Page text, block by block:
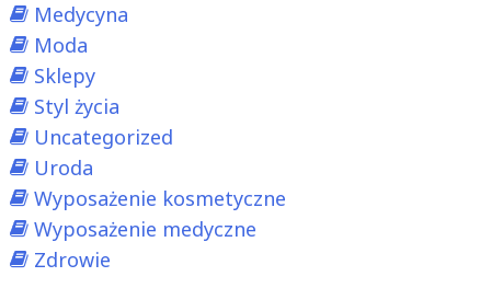
Medycyna
Moda
Sklepy
Styl życia
Uncategorized
Uroda
Wyposażenie kosmetyczne
Wyposażenie medyczne
Zdrowie